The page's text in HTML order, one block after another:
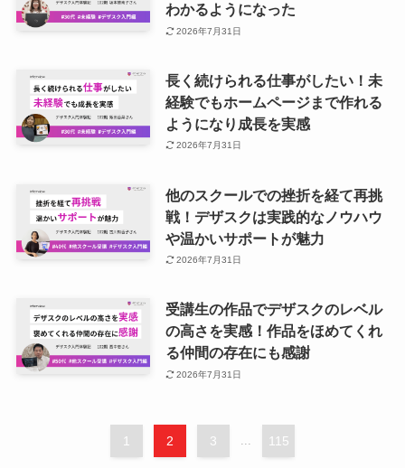
わかるようになった
2026年7月31日
長く続けられる仕事がしたい！未
経験でもホームページまで作れる
ようになり成長を実感
2026年7月31日
他のスクールでの挫折を経て再挑
戦！デザスクは実践的なノウハウ
や温かいサポートが魅力
2026年7月31日
受講生の作品でデザスクのレベル
の高さを実感！作品をほめてくれ
る仲間の存在にも感謝
2026年7月31日
1 2 3 115